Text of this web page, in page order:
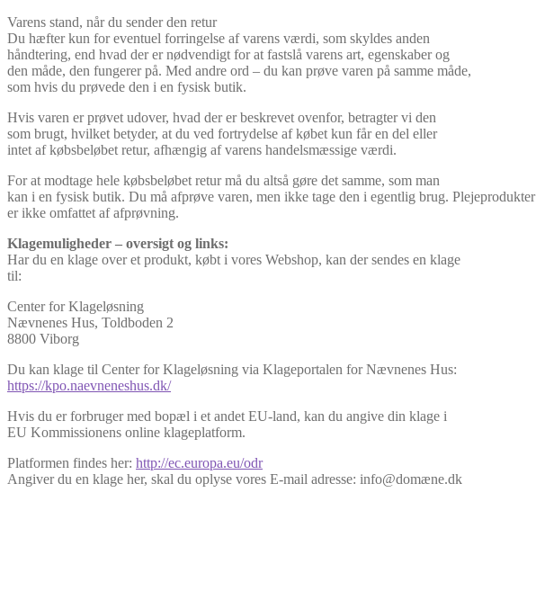
Varens stand, når du sender den retur
Du hæfter kun for eventuel forringelse af varens værdi, som skyldes anden
håndtering, end hvad der er nødvendigt for at fastslå varens art, egenskaber og
den måde, den fungerer på. Med andre ord – du kan prøve varen på samme måde,
som hvis du prøvede den i en fysisk butik.
Hvis varen er prøvet udover, hvad der er beskrevet ovenfor, betragter vi den
som brugt, hvilket betyder, at du ved fortrydelse af købet kun får en del eller
intet af købsbeløbet retur, afhængig af varens handelsmæssige værdi.
For at modtage hele købsbeløbet retur må du altså gøre det samme, som man
kan i en fysisk butik. Du må afprøve varen, men ikke tage den i egentlig brug. Plejeprodukter
er ikke omfattet af afprøvning.
Klagemuligheder – oversigt og links:
Har du en klage over et produkt, købt i vores Webshop, kan der sendes en klage
til:
Center for Klageløsning
Nævnenes Hus, Toldboden 2
8800 Viborg
Du kan klage til Center for Klageløsning via Klageportalen for Nævnenes Hus:
https://kpo.naevneneshus.dk/
Hvis du er forbruger med bopæl i et andet EU-land, kan du angive din klage i
EU Kommissionens online klageplatform.
Platformen findes her: http://ec.europa.eu/odr
Angiver du en klage her, skal du oplyse vores E-mail adresse: info@domæne.dk